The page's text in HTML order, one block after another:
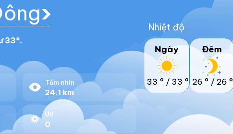
33°.
Tầm nhìn
24.1 km
UV
0
Nhiệt độ
Ngày
33 ° / 33 °
Đêm
26 ° / 26 °